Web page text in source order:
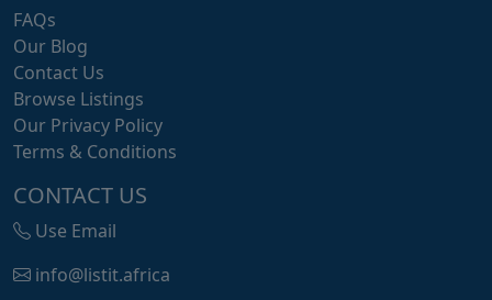
FAQs
Our Blog
Contact Us
Browse Listings
Our Privacy Policy
Terms & Conditions
CONTACT US
Use Email
info@listit.africa